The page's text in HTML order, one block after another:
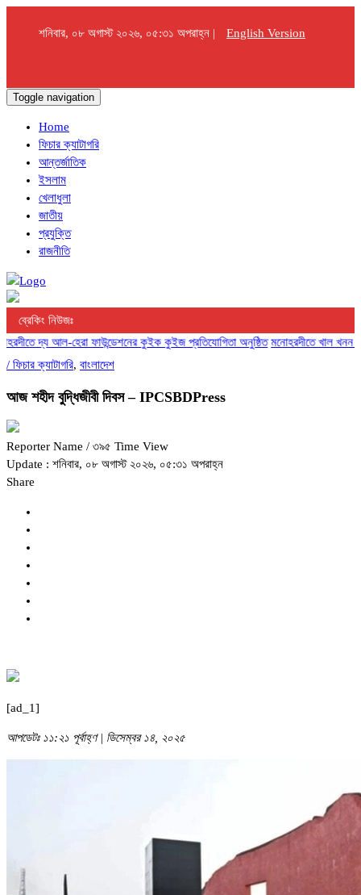
শনিবার, ০৮ অগাস্ট ২০২৬, ০৫:৩১ অপরাহ্ন | English Version
Toggle navigation
Home
ফিচার ক্যাটাগরি
আন্তর্জাতিক
ইসলাম
খেলাধুলা
জাতীয়
প্রযুক্তি
রাজনীতি
ব্রেকিং নিউজঃ
দ্য আল-হেরা ফাউন্ডেশনের কুইক কুইজ প্রতিযোগিতা অনুষ্ঠিত মনোহরদীতে খাল খনন
/ ফিচার ক্যাটাগরি, বাংলাদেশ
আজ শহীদ বুদ্ধিজীবী দিবস – IPCSBDPress
Reporter Name / ৩৯৫ Time View
Update : শনিবার, ০৮ অগাস্ট ২০২৬, ০৫:৩১ অপরাহ্ন
Share
[ad_1]
আপডেটঃ ১১:২১ পূর্বাহ্ণ | ডিসেম্বর ১৪, ২০২৫